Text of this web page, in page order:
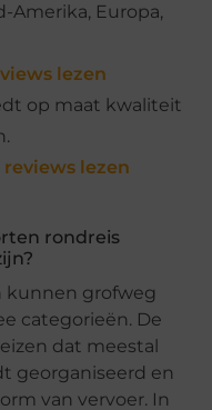
Amerika, Europa,
lezen
op maat kwaliteit
lezen
rondreis
kunnen grofweg
categorieën. De
dat meestal
georganiseerd en
van vervoer. In